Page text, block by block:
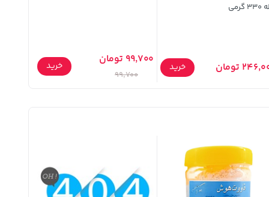
تومان خرید
99,700 تومان
99,700
خرید